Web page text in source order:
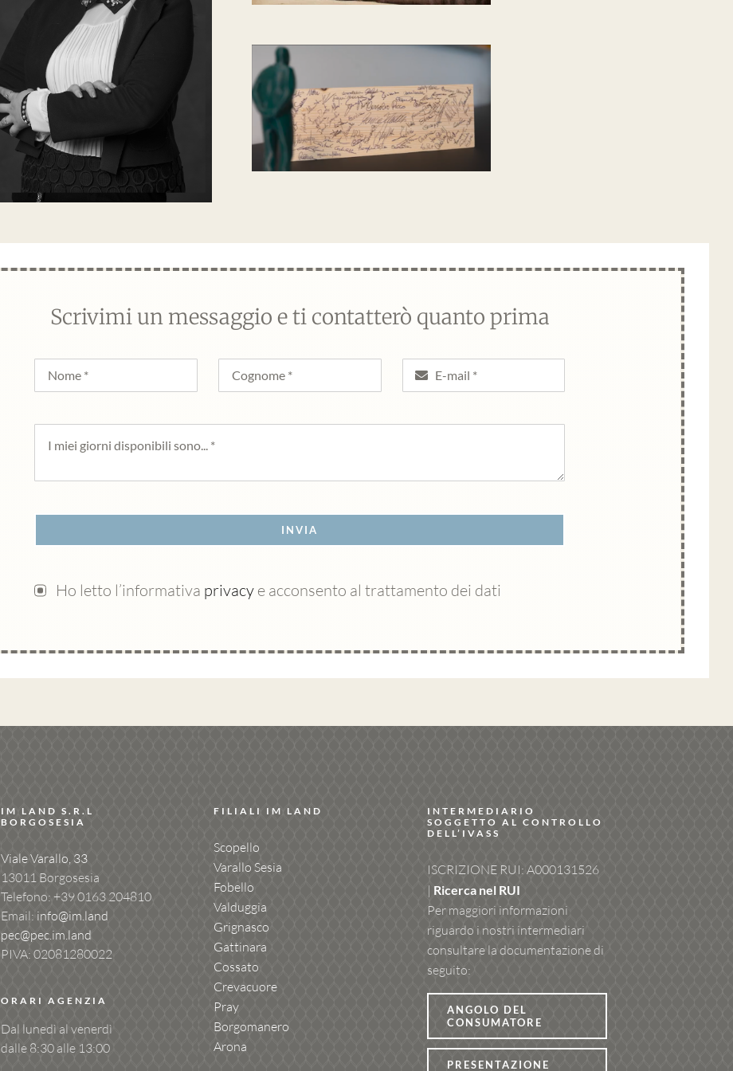
Scrivimi un messaggio e ti contatterò quanto prima
INVIA
Ho letto l’informativa privacy e acconsento al trattamento dei dati
IM LAND S.R.L
BORGOSESIA
Viale Varallo, 33
13011 Borgosesia
Telefono: +390163 204810
Email: info@im.land
pec@pec.im.land
PIVA: 02081280022
ORARI AGENZIA
Dal lunedì al venerdì
dalle 8:30 alle 13:00
FILIALI IM LAND
Scopello
Varallo Sesia
Fobello
Valduggia
Grignasco
Gattinara
Cossato
Crevacuore
Pray
Borgomanero
Arona
INTERMEDIARIO
SOGGETTO AL CONTROLLO
DELL’IVASS
ISCRIZIONE RUI: A000131526
| Ricerca nel RUI
Per maggiori informazioni
riguardo i nostri intermediari
consultare la documentazione di
seguito:
ANGOLO DEL
CONSUMATORE
PRESENTAZIONE